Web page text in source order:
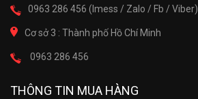
0963 286 456 (Imess / Zalo / Fb / Viber)
Cơ sở 3 : Thành phố Hồ Chí Minh
0963 286 456
THÔNG TIN MUA HÀNG